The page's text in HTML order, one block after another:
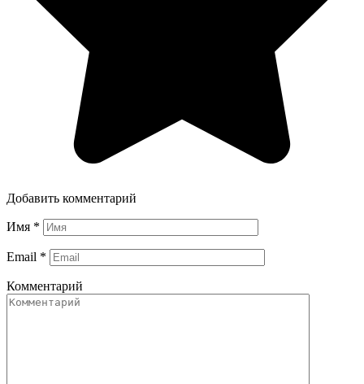
Добавить комментарий
Имя *
Email *
Комментарий